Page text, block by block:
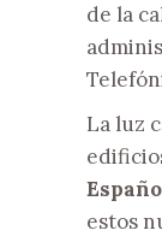
de la
La luz
estos